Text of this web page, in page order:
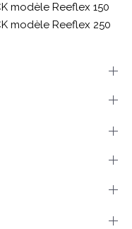
modèle Reeflex 150
modèle Reeflex 250